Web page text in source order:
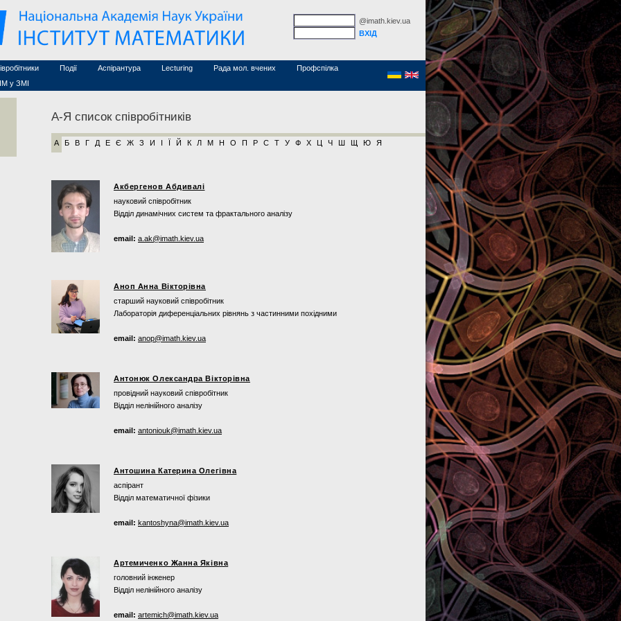
@imath.kiev.ua
дослідники
персонал
Події
Конференції (архів)
Курси з математики
Аспірантура Lecturing Рада мол. вчених
Профспілка
ІМ у ЗМІ
А-Я список співробітників
А Б В Г Д Е Є Ж З И Й К Л М Н О П Р С Т У Ф Х Ч Ю Я
Акбергенов Абдивалі
науковий співробітник
Відділ динамічних систем та фрактального аналізу
email: a.ak@imath.kiev.ua
Аноп Анна Вікторівна
старший науковий співробітник
Лабораторія диференціальних рівнянь з частинними похідними
email: anop@imath.kiev.ua
Антонюк Олександра Вікторівна
провідний науковий співробітник
Відділ нелінійного аналізу
email: antoniouk@imath.kiev.ua
Антошина Катерина Олегівна
аспірант
Відділ математичної фізики
email: kantoshyna@imath.kiev.ua
Артемиченко Жанна Яківна
головний інженер
Відділ нелінійного аналізу
email: artemich@imath.kiev.ua